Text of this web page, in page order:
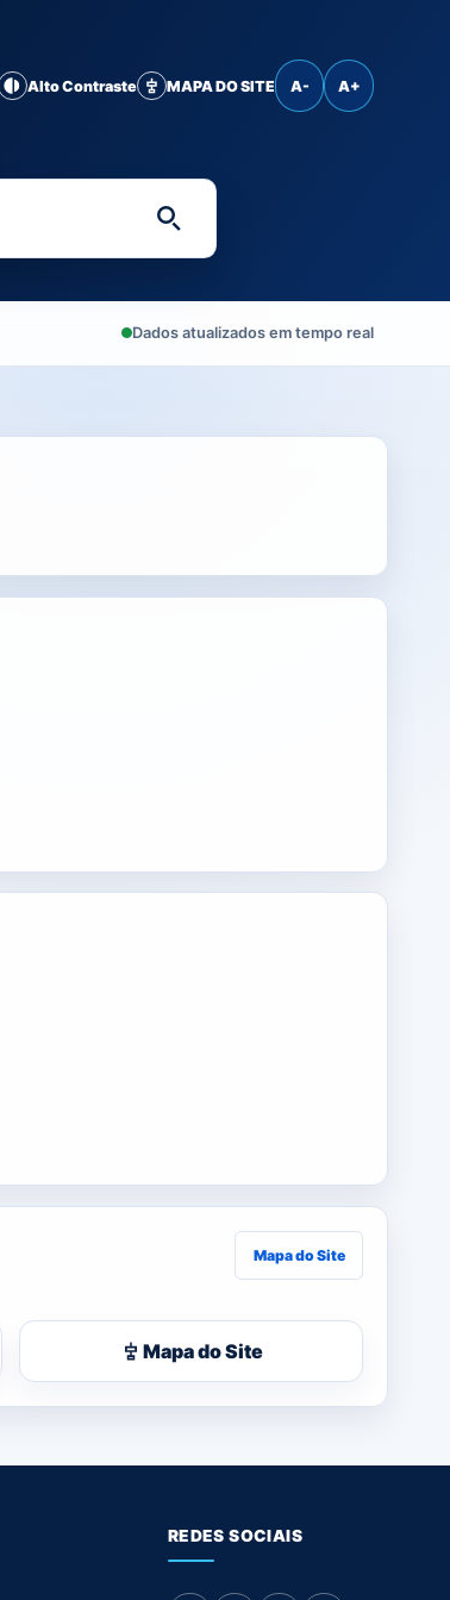
Alto Contraste MAPA DO SITE A- A+
Digite uma palavra-
Dados atualizados em tempo real
Mapa do Site
Mapa do Site
REDES SOCIAIS